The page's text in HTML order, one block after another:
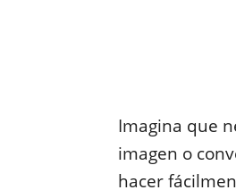
Imagina que
imagen o
hacer